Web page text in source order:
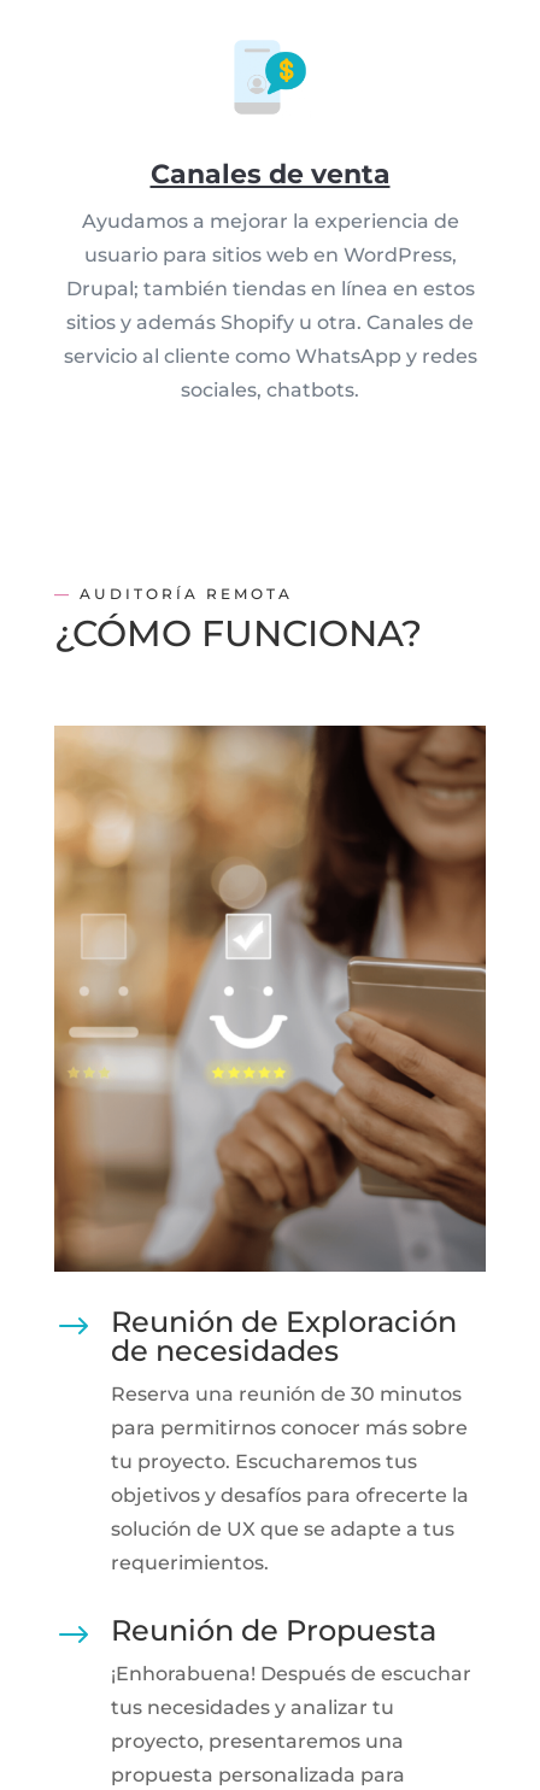
Canales de venta
Ayudamos a mejorar la experiencia de
usuario para sitios web en WordPress,
Drupal; también tiendas en línea en estos
sitios y además Shopify u otra. Canales de
servicio al cliente como WhatsApp y redes
sociales, chatbots.
— AUDITORÍA REMOTA
¿CÓMO FUNCIONA?
$
Reunión de Exploración
de necesidades
Reserva una reunión de 30 minutos
para permitirnos conocer más sobre
tu proyecto. Escucharemos tus
objetivos y desafíos para ofrecerte la
solución de UX que se adapte a tus
requerimientos.
$ Reunión de Propuesta
¡Enhorabuena! Después de escuchar
tus necesidades y analizar tu
proyecto, presentaremos una
propuesta personalizada para